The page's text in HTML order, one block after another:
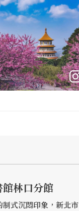
林口分館
式沉悶印象，新北市